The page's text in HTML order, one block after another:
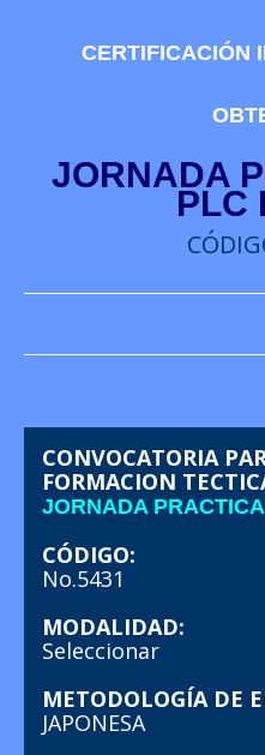
CERTIFICACIÓN
JORNADA
PLC
CONVOCATORIA
FORMACION
JORNADA
CÓDIGO:
No.5431
MODALIDAD:
Seleccionar
METODOLOGÍA DE
JAPONESA